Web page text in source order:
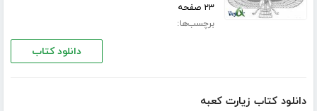
۲۳ صفحه
برچسب‌ها:
دانلود کتاب
دانلود کتاب زیارت کعبه